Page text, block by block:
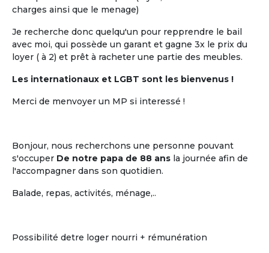
charges ainsi que le menage)
Je recherche donc quelqu'un pour repprendre le bail
avec moi, qui possède un garant et gagne 3x le prix du
loyer ( à 2) et prêt à racheter une partie des meubles.
Les internationaux et LGBT sont les bienvenus !
Merci de menvoyer un MP si interessé !
Bonjour, nous recherchons une personne pouvant
s'occuper De notre papa de 88 ans la journée afin de
l'accompagner dans son quotidien.
Balade, repas, activités, ménage,..
Possibilité detre loger nourri + rémunération